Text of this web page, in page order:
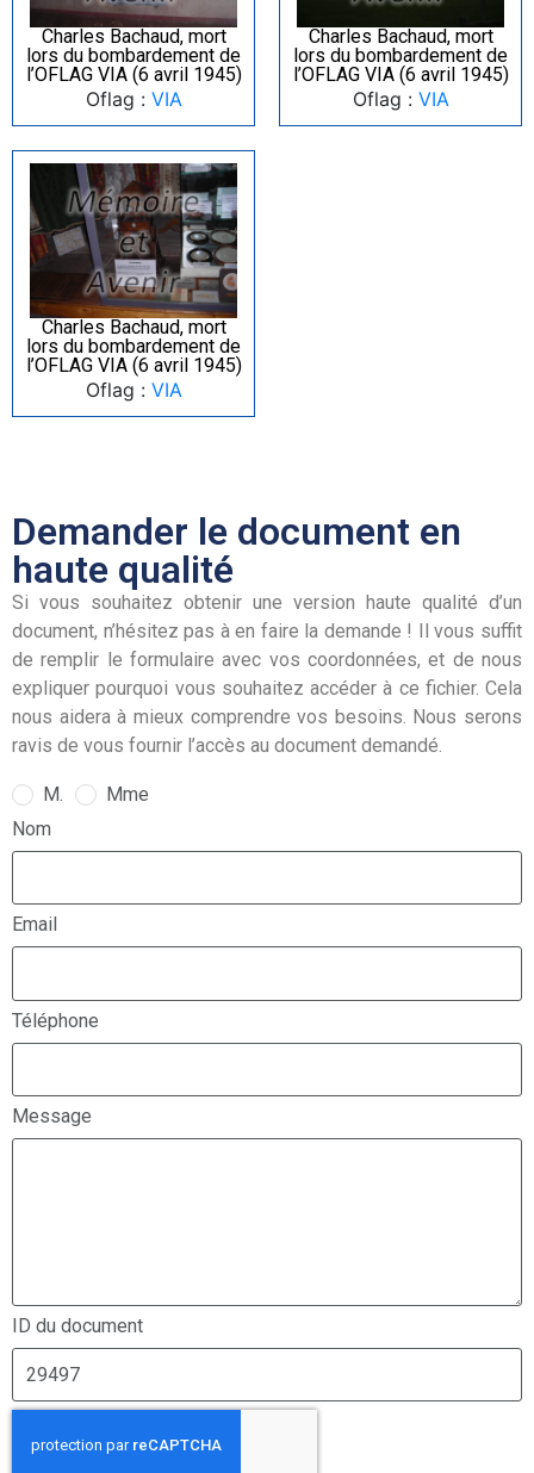
Charles Bachaud, mort
lors du bombardement de
l’OFLAG VIA (6 avril 1945)
Oflag : VIA
Charles Bachaud, mort
lors du bombardement de
l’OFLAG VIA (6 avril 1945)
Oflag : VIA
Charles Bachaud, mort
lors du bombardement de
l’OFLAG VIA (6 avril 1945)
Oflag : VIA
Demander le document en
haute qualité
Si vous souhaitez obtenir une version haute qualité d’un
document, n’hésitez pas à en faire la demande ! Il vous suffit
de remplir le formulaire avec vos coordonnées, et de nous
expliquer pourquoi vous souhaitez accéder à ce fichier. Cela
nous aidera à mieux comprendre vos besoins. Nous serons
ravis de vous fournir l’accès au document demandé.
M.
Mme
Nom
Email
Téléphone
Message
ID du document